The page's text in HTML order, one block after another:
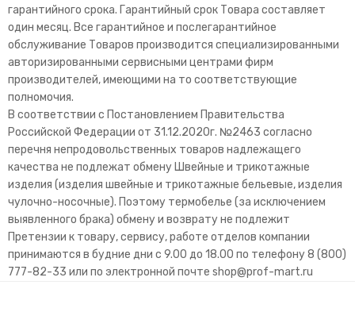
гарантийного срока. Гарантийный срок Товара составляет
один месяц. Все гарантийное и послегарантийное
обслуживание Товаров производится специализированными
авторизированными сервисными центрами фирм
производителей, имеющими на то соответствующие
полномочия.
В соответствии с Постановлением Правительства
Российской Федерации от 31.12.2020г. №2463 согласно
перечня непродовольственных товаров надлежащего
качества не подлежат обмену Швейные и трикотажные
изделия (изделия швейные и трикотажные бельевые, изделия
чулочно-носочные). Поэтому термобелье (за исключением
выявленного брака) обмену и возврату не подлежит
Претензии к товару, сервису, работе отделов компании
принимаются в будние дни с 9.00 до 18.00 по телефону 8 (800)
777-82-33 или по электронной почте shop@prof-mart.ru